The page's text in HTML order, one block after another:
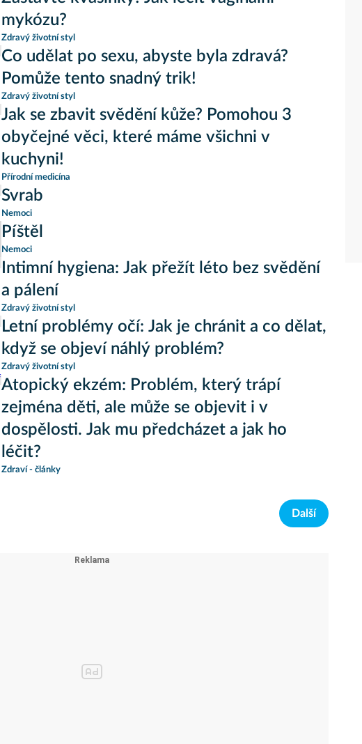
mykózu?
Zdravý životní styl
Co udělat po sexu, abyste byla zdravá?
Pomůže tento snadný trik!
Zdravý životní styl
Jak se zbavit svědění kůže? Pomohou 3
obyčejné věci, které máme všichni v
kuchyni!
Přírodní medicína
Svrab
Nemoci
Píštěl
Nemoci
Intimní hygiena: Jak přežít léto bez svědění
a pálení
Zdravý životní styl
Letní problémy očí: Jak je chránit a co dělat,
když se objeví náhlý problém?
Zdravý životní styl
Atopický ekzém: Problém, který trápí
zejména děti, ale může se objevit i v
dospělosti. Jak mu předcházet a jak ho
léčit?
Zdraví - články
Další